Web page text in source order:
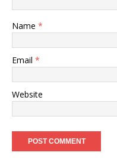
Name *
Email *
Website